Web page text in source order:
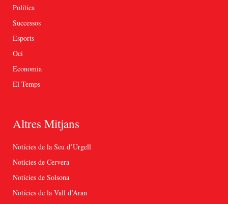
Política
Successos
Esports
Oci
Economia
El Temps
Altres Mitjans
Notícies de la Seu d’Urgell
Notícies de Cervera
Notícies de Solsona
Notícies de la Vall d’Aran